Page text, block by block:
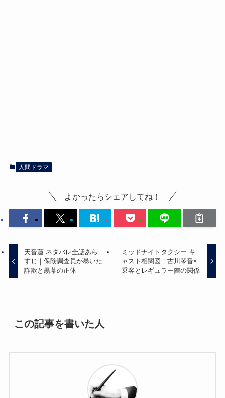
人間ドラマ
よかったらシェアしてね！
天音蓮 ネタバレ全話あら
すじ｜保険調査員が暴いた
詐欺と黒幕の正体
ミッドナイトタクシー キ
ャスト相関図｜古川琴音×
乗客とレギュラー陣の関係
この記事を書いた人